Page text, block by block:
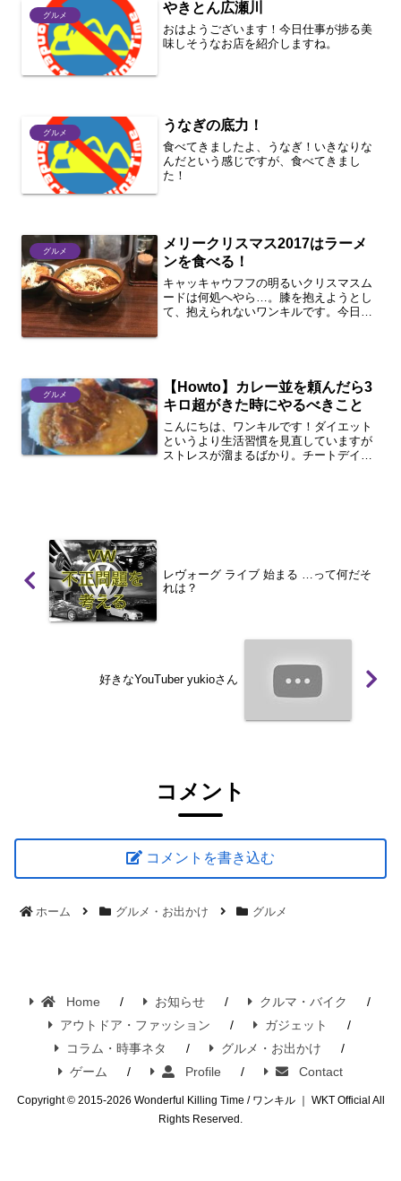
グルメ やきとん広瀬川
おはようございます！今日仕事が捗る美
味しそうなお店を紹介しますね。
グルメ うなぎの底力！
食べてきましたよ、うなぎ！いきなりな
んだという感じですが、食べてきまし
た！
グルメ
メリークリスマス2017はラーメ
ンを食べる！
キャッキャウフフの明るいクリスマスム
ードは何処へやら…。膝を抱えようとし
て、抱えられないワンキルです。今日は
グルメ
【Howto】カレー並を頼んだら3
キロ超がきた時にやるべきこと
こんにちは、ワンキルです！ダイエット
というより生活習慣を見直していますが
ストレスが溜まるばかり。チートデイも
レヴォーグ ライブ 始まる …って何だそ
れは？
好きなYouTuber yukioさん
コメント
コメントを書き込む
ホーム グルメ・お出かけ グルメ
Home お知らせ
クルマ・バイク
アウトドア・ファッション
ガジェット
コラム・時事ネタ
グルメ・お出かけ
ゲーム
Profile Contact
Copyright © 2015-2026 Wonderful Killing Time / ワンキル ｜ WKT Official All
Rights Reserved.